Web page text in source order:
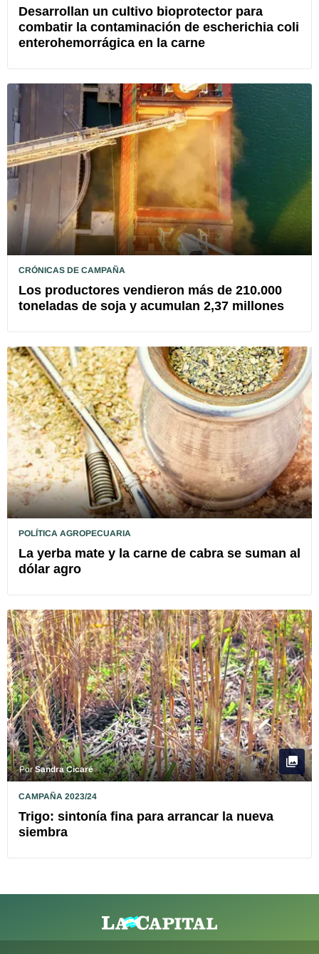
Desarrollan un cultivo bioprotector para
combatir la contaminación de escherichia coli
enterohemorrágica en la carne
CRÓNICAS DE CAMPAÑA
Los productores vendieron más de 210.000
toneladas de soja y acumulan 2,37 millones
POLÍTICA AGROPECUARIA
La yerba mate y la carne de cabra se suman al
dólar agro
PorSandra Cicaré
CAMPAÑA 2023/24
Trigo: sintonía fina para arrancar la nueva
siembra